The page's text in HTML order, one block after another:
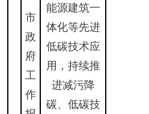
市
政
府
工
作
能源建筑一
体化等先进
低碳技术应
用，持续推
进减污降
碳、低碳技